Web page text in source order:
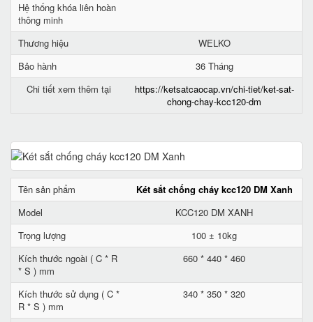
Hệ thống khóa liên hoàn
thông minh
Thương hiệu
WELKO
Bảo hành
36 Tháng
Chi tiết xem thêm tại
https://ketsatcaocap.vn/chi-tiet/ket-sat-
chong-chay-kcc120-dm
Tên sản phẩm
Két sắt chống cháy kcc120 DM Xanh
Model
KCC120 DM XANH
Trọng lượng
100 ± 10kg
Kích thước ngoài ( C * R
* S ) mm
660 * 440 * 460
Kích thước sử dụng ( C *
R * S ) mm
340 * 350 * 320